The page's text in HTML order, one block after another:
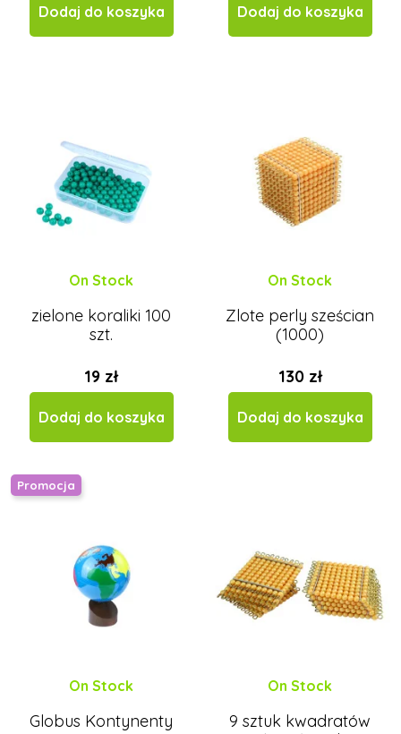
Dodaj do koszyka Dodaj do koszyka
On Stock
zielone koraliki 100
szt.
19 zł
Dodaj do koszyka
On Stock
Zlote perly sześcian
(1000)
130 zł
Dodaj do koszyka
Promocja
On Stock
Globus Kontynenty
On Stock
9 sztuk kwadratów